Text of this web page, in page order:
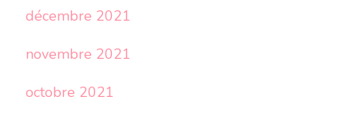
décembre 2021
novembre 2021
octobre 2021